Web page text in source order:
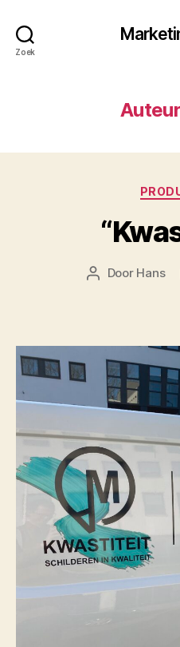
Zoek
Berichtauteur
Door Hans